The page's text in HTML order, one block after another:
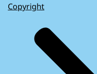
Copyright